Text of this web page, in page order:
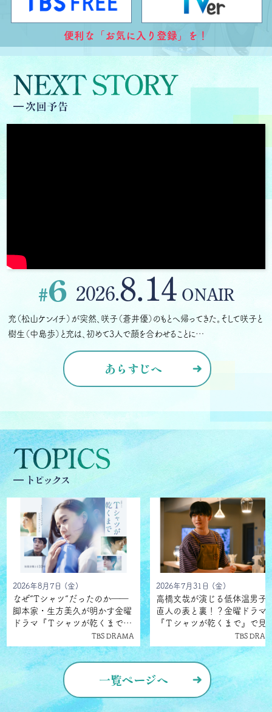
便利な「お気に入り登録」を！
#6 2026.8.14 ONAIR
充（松山ケンイチ）が突然、咲子（蒼井優）のもとへ帰ってきた。そして咲子と
樹生（中島歩）と充は、初めて3人で顔を合わせることに…
あらすじへ
2026年8月7日 (金)
なぜ“Tシャツ”だったのか――
脚本家・生方美久が明かす金曜
ドラマ『Ｔシャツが乾くまで』
タイトル決定の裏側と、物語に
仕掛けたユニークな視点
TBS DRAMA
2026年7月31日 (金)
高橋文哉が演じる低体温男子
直人の表と裏！？金曜ドラマ
『Ｔシャツが乾くまで』で見
TBS
一覧ページへ